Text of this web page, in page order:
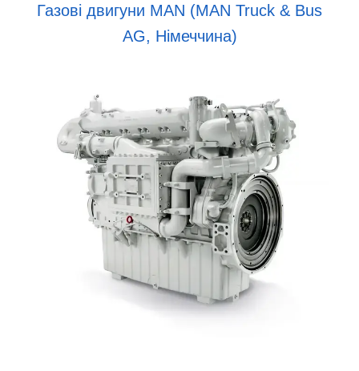
Газові двигуни MAN (MAN Truck & Bus
AG, Німеччина)